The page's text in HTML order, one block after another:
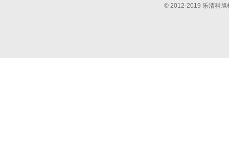
© 2012-2019 乐清科旭